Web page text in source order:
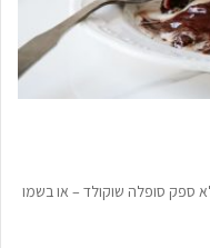
ספק סופלה שוקולד – או בשמו